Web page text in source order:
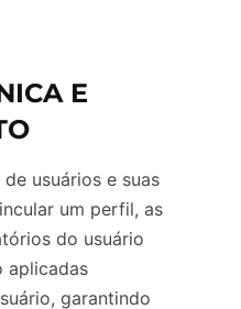
E
usuários e suas
um perfil, as
do usuário
aplicadas
garantindo